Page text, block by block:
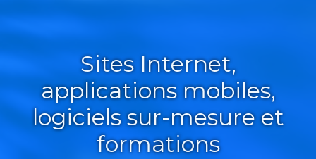
Sites Internet,
applications mobiles,
logiciels sur-mesure et
formations